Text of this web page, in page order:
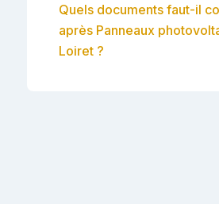
Quels documents faut-il
après Panneaux
Loiret ?